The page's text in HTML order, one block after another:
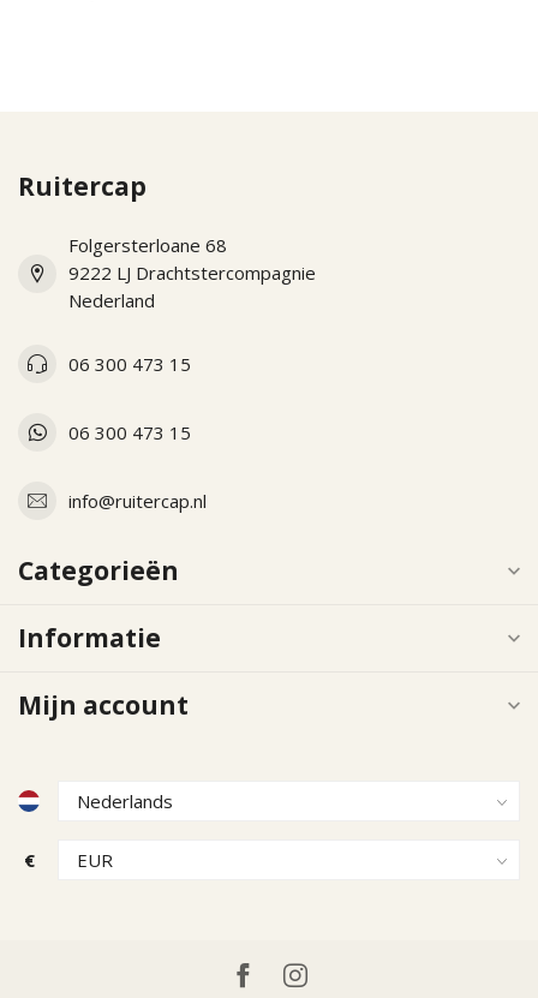
Ruitercap
Folgersterloane 68
9222 LJ Drachtstercompagnie
Nederland
06 300 473 15
06 300 473 15
info@ruitercap.nl
Categorieën
Informatie
Mijn account
€